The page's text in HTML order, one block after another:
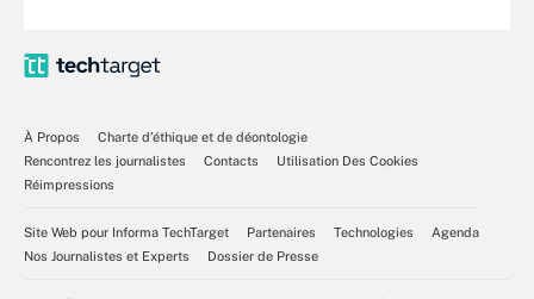
À Propos
Charte d’éthique et de déontologie
Rencontrez les journalistes
Contacts
Utilisation Des Cookies
Réimpressions
Site Web pour Informa TechTarget Partenaires Technologies
Agenda
Nos Journalistes et Experts
Dossier de Presse